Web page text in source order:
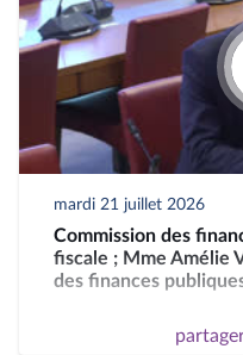
mardi 21 juillet 2026
Commission des
fiscale ; Mme Amélie
des finances